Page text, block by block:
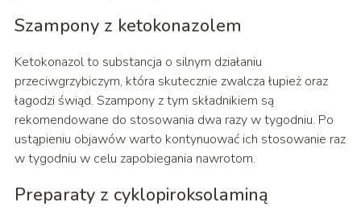
Szampony z ketokonazolem
Ketokonazol to substancja o silnym działaniu
przeciwgrzybiczym, która skutecznie zwalcza łupież oraz
łagodzi świąd. Szampony z tym składnikiem są
rekomendowane do stosowania dwa razy w tygodniu. Po
ustąpieniu objawów warto kontynuować ich stosowanie raz
w tygodniu w celu zapobiegania nawrotom.
Preparaty z cyklopiroksolaminą